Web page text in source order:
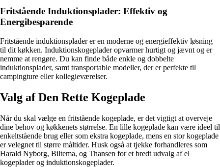
Fritstående Induktionsplader: Effektiv og
Energibesparende
Fritstående induktionsplader er en moderne og energieffektiv løsning
til dit køkken. Induktionskogeplader opvarmer hurtigt og jævnt og er
nemme at rengøre. Du kan finde både enkle og dobbelte
induktionsplader, samt transportable modeller, der er perfekte til
campingture eller kollegieværelser.
Valg af Den Rette Kogeplade
Når du skal vælge en fritstående kogeplade, er det vigtigt at overveje
dine behov og køkkenets størrelse. En lille kogeplade kan være ideel til
enkeltstående brug eller som ekstra kogeplade, mens en stor kogeplade
er velegnet til større måltider. Husk også at tjekke forhandleres som
Harald Nyborg, Biltema, og Thansen for et bredt udvalg af el
kogeplader og induktionskogeplader.